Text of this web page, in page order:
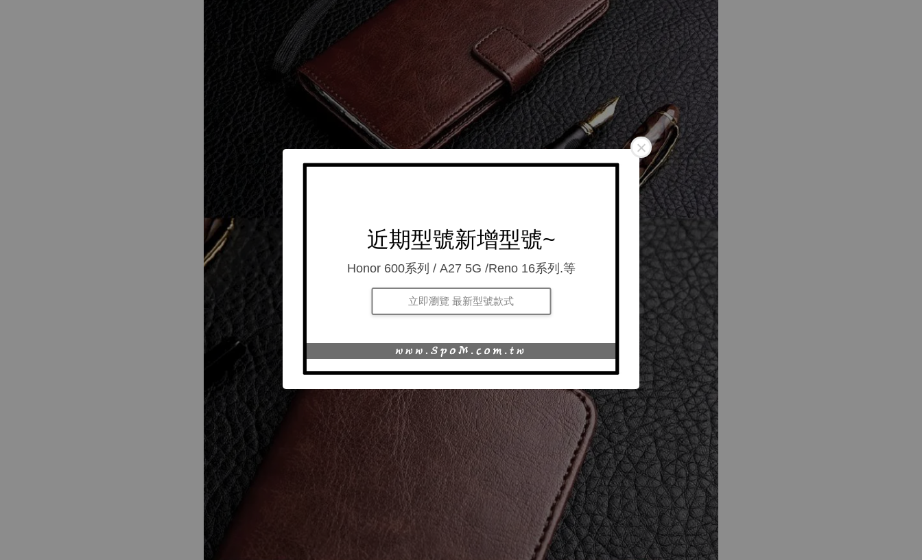
近期型號新增型號~
Honor 600系列 / A27 5G /Reno 16系列.等
立即瀏覽 最新型號款式